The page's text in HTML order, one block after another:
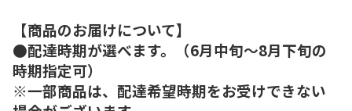
【商品のお届けについて】
●配達時期が選べます。（6月中旬～8月下旬の
時期指定可）
※一部商品は、配達希望時期をお受けできない